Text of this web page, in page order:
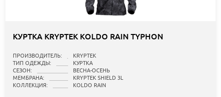
КУРТКА KRYPTEK KOLDO RAIN TYPHON
ПРОИЗВОДИТЕЛЬ:
KRYPTEK
ТИП ОДЕЖДЫ:
КУРТКА
СЕЗОН:
ВЕСНА-ОСЕНЬ
МЕМБРАНА:
KRYPTEK SHIELD 3L
КОЛЛЕКЦИЯ:
KOLDO RAIN